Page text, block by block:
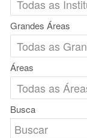
Grandes Áreas
Áreas
Busca